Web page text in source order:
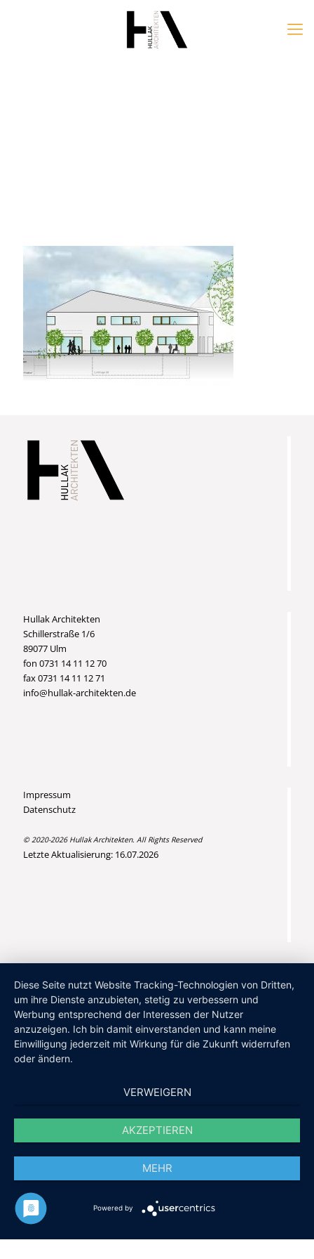
Hullak Architekten
Schillerstraße 1/6
89077 Ulm
fon 0731 14 11 12 70
fax 0731 14 11 12 71
info@hullak-architekten.de
Impressum
Datenschutz
© 2020-2026 Hullak Architekten. All Rights Reserved
Letzte Aktualisierung: 16.07.2026
Diese Seite nutzt Website Tracking-Technologien von Dritten,
um ihre Dienste anzubieten, stetig zu verbessern und
Werbung entsprechend der Interessen der Nutzer
anzuzeigen. Ich bin damit einverstanden und kann meine
Einwilligung jederzeit mit Wirkung für die Zukunft widerrufen
oder ändern.
VERWEIGERN
AKZEPTIEREN
MEHR
Powered by